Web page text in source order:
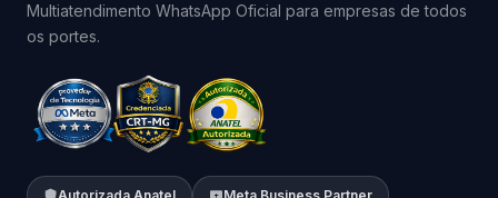
Multiatendimento WhatsApp Oficial para empresas de todos
os portes.